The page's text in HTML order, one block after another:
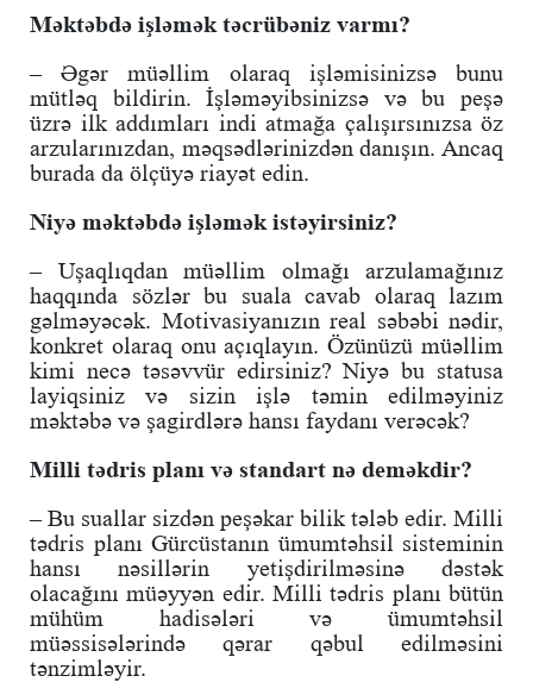
Məktəbdə işləmək təcrübəniz varmı?
– Əgər müəllim olaraq işləmisinizsə bunu
mütləq bildirin. İşləməyibsinizsə və bu peşə
üzrə ilk addımları indi atmağa çalışırsınızsa öz
arzularınızdan, məqsədlərinizdən danışın. Ancaq
burada da ölçüyə riayət edin.
Niyə məktəbdə işləmək istəyirsiniz?
– Uşaqlıqdan müəllim olmağı arzulamağınız
haqqında sözlər bu suala cavab olaraq lazım
gəlməyəcək. Motivasiyanızın real səbəbi nədir,
konkret olaraq onu açıqlayın. Özünüzü müəllim
kimi necə təsəvvür edirsiniz? Niyə bu statusa
layiqsiniz və sizin işlə təmin edilməyiniz
məktəbə və şagirdlərə hansı faydanı verəcək?
Milli tədris planı və standart nə deməkdir?
– Bu suallar sizdən peşəkar bilik tələb edir. Milli
tədris planı Gürcüstanın ümumtəhsil sisteminin
hansı nəsillərin yetişdirilməsinə dəstək
olacağını müəyyən edir. Milli tədris planı bütün
mühüm hadisələri və ümumtəhsil
müəssisələrində qərar qəbul edilməsini
tənzimləyir.